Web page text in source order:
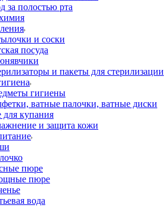
за полостью рта
и соски
посуда
и пакеты для стерилизации
гигиены
ватные палочки, ватные диски
для купания
и защита кожи
пюре
пюре
вода